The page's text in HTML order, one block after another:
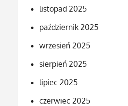
listopad 2025
październik 2025
wrzesień 2025
sierpień 2025
lipiec 2025
czerwiec 2025